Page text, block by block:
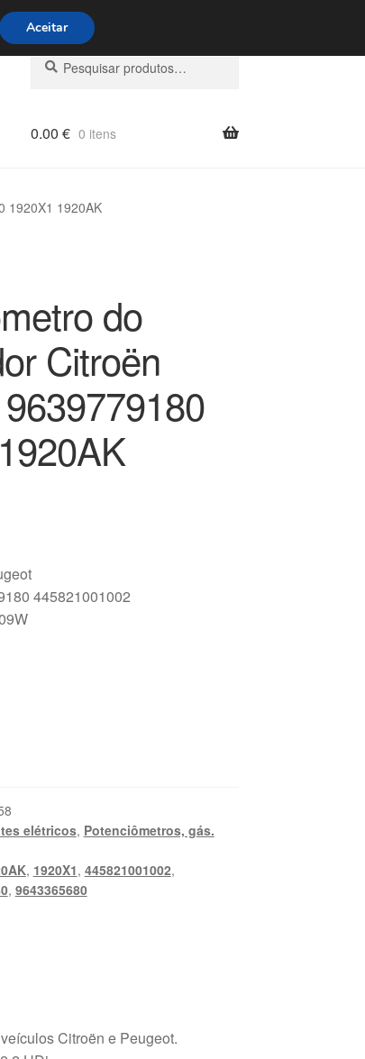
16h800 500 967
Pesquisar
por:
Pesquisa
0.00 € 0 itens
1920X1 1920AK
do
Citroën
445821001002
elétricos, Potenciômetros, gás.
, 1920X1, 445821001002,
, 9643365680
Citroën e Peugeot.
Aceitar